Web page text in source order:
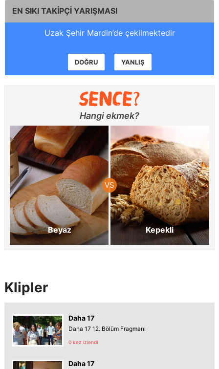
EN SIKI TAKİPÇİ YARIŞMASI
Uzak Şehir Mardin’de çekilmektedir
DOĞRU YANLIŞ
Hangi ekmek?
Beyaz Kepekli
Klipler
Daha 17
Daha 17 12. Bölüm Fragmanı
0 kez izlendi
Daha 17